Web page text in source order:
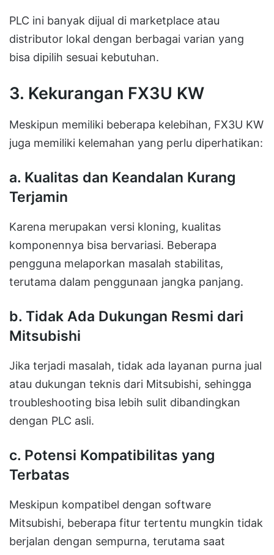
PLC ini banyak dijual di marketplace atau
distributor lokal dengan berbagai varian yang
bisa dipilih sesuai kebutuhan.
3. Kekurangan FX3U KW
Meskipun memiliki beberapa kelebihan, FX3U KW
juga memiliki kelemahan yang perlu diperhatikan:
a. Kualitas dan Keandalan Kurang
Terjamin
Karena merupakan versi kloning, kualitas
komponennya bisa bervariasi. Beberapa
pengguna melaporkan masalah stabilitas,
terutama dalam penggunaan jangka panjang.
b. Tidak Ada Dukungan Resmi dari
Mitsubishi
Jika terjadi masalah, tidak ada layanan purna jual
atau dukungan teknis dari Mitsubishi, sehingga
troubleshooting bisa lebih sulit dibandingkan
dengan PLC asli.
c. Potensi Kompatibilitas yang
Terbatas
Meskipun kompatibel dengan software
Mitsubishi, beberapa fitur tertentu mungkin tidak
berjalan dengan sempurna, terutama saat